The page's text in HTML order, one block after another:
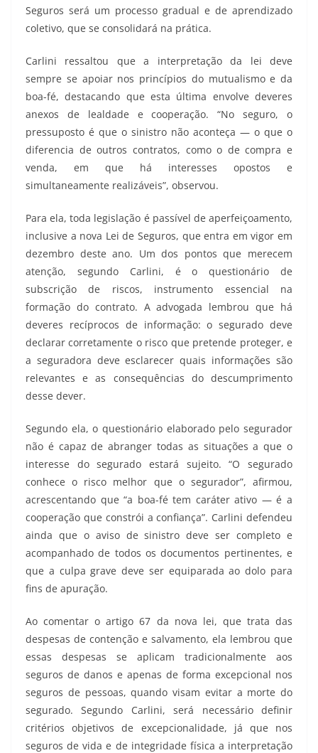
Seguros será um processo gradual e de aprendizado
coletivo, que se consolidará na prática.
Carlini ressaltou que a interpretação da lei deve
sempre se apoiar nos princípios do mutualismo e da
boa-fé, destacando que esta última envolve deveres
anexos de lealdade e cooperação. “No seguro, o
pressuposto é que o sinistro não aconteça — o que o
diferencia de outros contratos, como o de compra e
venda, em que há interesses opostos e
simultaneamente realizáveis”, observou.
Para ela, toda legislação é passível de aperfeiçoamento,
inclusive a nova Lei de Seguros, que entra em vigor em
dezembro deste ano. Um dos pontos que merecem
atenção, segundo Carlini, é o questionário de
subscrição de riscos, instrumento essencial na
formação do contrato. A advogada lembrou que há
deveres recíprocos de informação: o segurado deve
declarar corretamente o risco que pretende proteger, e
a seguradora deve esclarecer quais informações são
relevantes e as consequências do descumprimento
desse dever.
Segundo ela, o questionário elaborado pelo segurador
não é capaz de abranger todas as situações a que o
interesse do segurado estará sujeito. “O segurado
conhece o risco melhor que o segurador”, afirmou,
acrescentando que “a boa-fé tem caráter ativo — é a
cooperação que constrói a confiança”. Carlini defendeu
ainda que o aviso de sinistro deve ser completo e
acompanhado de todos os documentos pertinentes, e
que a culpa grave deve ser equiparada ao dolo para
fins de apuração.
Ao comentar o artigo 67 da nova lei, que trata das
despesas de contenção e salvamento, ela lembrou que
essas despesas se aplicam tradicionalmente aos
seguros de danos e apenas de forma excepcional nos
seguros de pessoas, quando visam evitar a morte do
segurado. Segundo Carlini, será necessário definir
critérios objetivos de excepcionalidade, já que nos
seguros de vida e de integridade física a interpretação